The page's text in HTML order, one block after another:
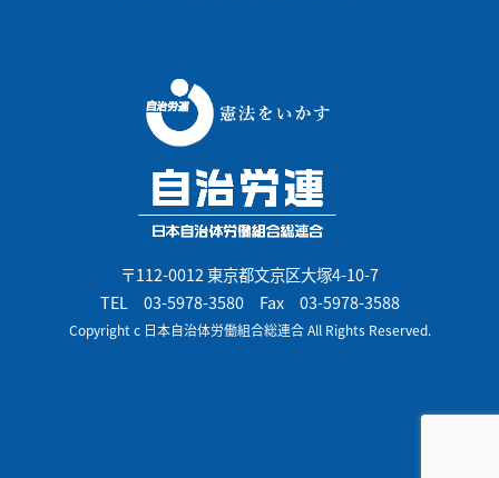
〒112-0012 東京都文京区大塚4-10-7
TEL 03-5978-3580Fax 03-5978-3588
Copyright c 日本自治体労働組合総連合 All Rights Reserved.